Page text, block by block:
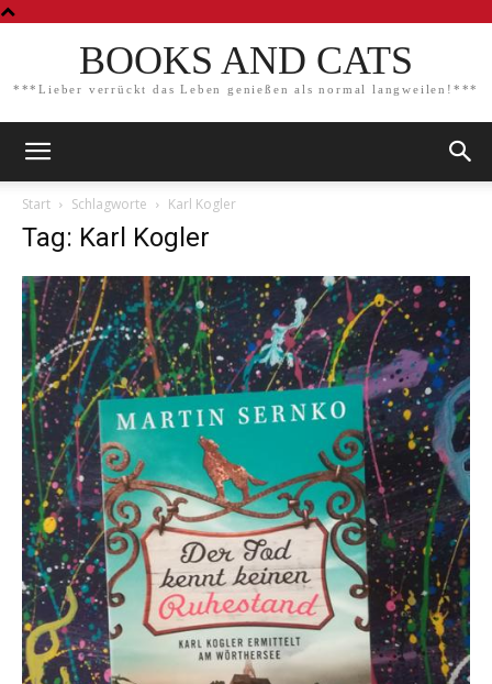
BOOKS AND CATS
***Lieber verrückt das Leben genießen als normal langweilen!***
Start Schlagworte Karl Kogler
Tag: Karl Kogler